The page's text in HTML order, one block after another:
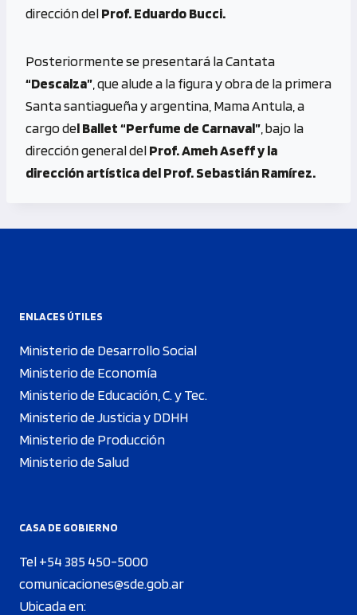
dirección delProf. Eduardo Bucci.
Posteriormente se presentará la Cantata
“Descalza” , que alude a la figura y obra de la primera
Santa santiagueña y argentina, Mama Antula, a
cargo del Ballet “Perfume de Carnaval” , bajo la
dirección general delProf. Ameh Aseff y la
dirección artística del Prof. Sebastián Ramírez.
ENLACES ÚTILES
Ministerio de Desarrollo Social
Ministerio de Economía
Ministerio de Educación, C. y Tec.
Ministerio de Justicia y DDHH
Ministerio de Producción
Ministerio de Salud
CASA DE GOBIERNO
Tel +54 385 450-5000
comunicaciones@sde.gob.ar
Ubicada en: